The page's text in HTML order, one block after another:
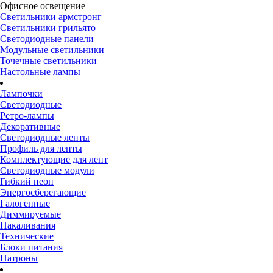
Офисное освещение
Светильники армстронг
Светильники грильято
Светодиодные панели
Модульные светильники
Точечные светильники
Настольные лампы
Лампочки
Светодиодные
Ретро-лампы
Декоративные
Светодиодные ленты
Профиль для ленты
Комплектующие для лент
Светодиодные модули
Гибкий неон
Энергосберегающие
Галогенные
Диммируемые
Накаливания
Технические
Блоки питания
Патроны